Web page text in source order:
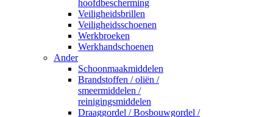
hoofdbescherming
Veiligheidsbrillen
Veiligheidsschoenen
Werkbroeken
Werkhandschoenen
Ander
Schoonmaakmiddelen
Brandstoffen / oliën /
smeermiddelen /
reinigingsmiddelen
Draaggordel / Bosbouwgordel /